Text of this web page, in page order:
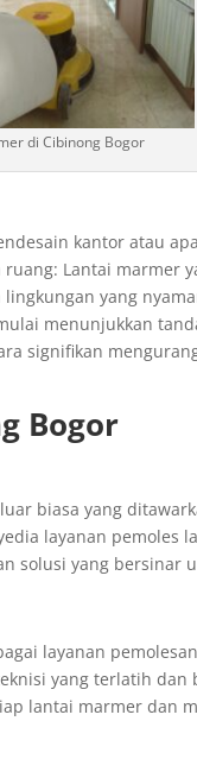
di Cibinong Bogor
kantor atau
Lantai marmer
yang
menunjukkan
signifikan
Bogor
biasa yang
layanan pemoles
solusi yang bersinar
layanan
yang terlatih dan
lantai marmer dan